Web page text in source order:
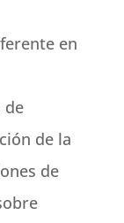
en
de
de la
de